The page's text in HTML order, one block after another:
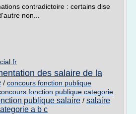
contradictoire : certains dise
non...
des salaire de la
/ concours fonction publique
fonction publique categorie
publique salaire / salaire
a b c